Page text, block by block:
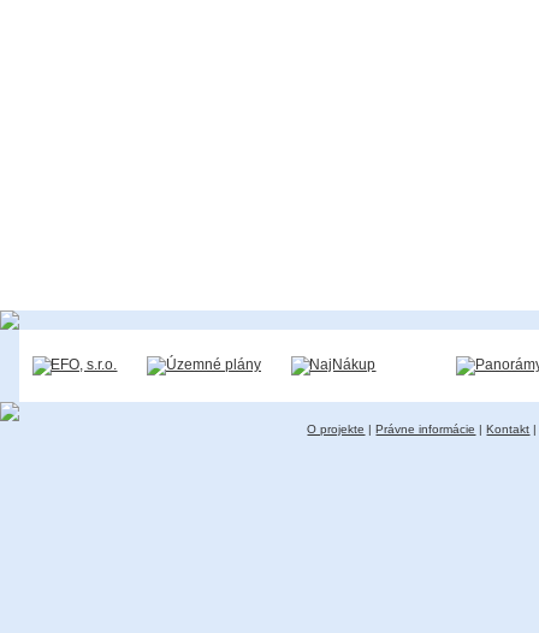
O projekte |Právne informácie |Kontakt